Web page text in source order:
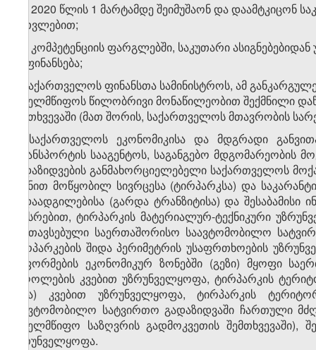
ა.ა) 2020 წლის 1 მარტამდე შეიმუშაონ და დაამტკიცონ
გათვლებით;
ა.ბ) კომპეტენციის ფარგლებში, საკუთარი
დაფინანსება;
ბ) საქართველოს ფინანსთა სამინისტროს, ამ
სახელმწიფოს წილობრივი მონაწილეობით შექმნილი
შემთხვევაში (მათ შორის, საქართველოს მთავრობის
გ) საქართველოს ეკონომიკისა და მდგრადი
ტრანსპორტის სააგენტოს, საგანგებო
გადაზიდვების განმახორციელებელი საქართველოს
მიზნით მოწყობილ სივრცესა (ტირპარკსა) და
გადაადგილებისა (გარდა ტრანზიტისა) და
სახსრებით, ტირპარკის მატერიალურ-ტექნიკური
განთავსებული საერთაშორისო საავტომობილო
ტირპარკების შიდა პერიმეტრის უსაფრთხოების
გაფორმების ეკონომიკურ ზონებში (გეზი) მყოფი
მძღოლების კვებით უზრუნველყოფა, ტირპარკის
სხვა) კვებით უზრუნველყოფა, ტირპარკის
საავტომობილო სატვირთო გადაზიდვაში ჩართული
სახელმწიფო საზღვრის გადმოკვეთის შემთხვევაში),
უზრუნველყოფა.